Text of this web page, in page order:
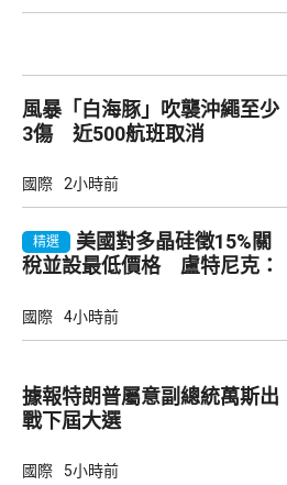
風暴「白海豚」吹襲沖繩至少
3傷 近500航班取消
國際 2小時前
精選
美國對多晶硅徵15%關
稅並設最低價格 盧特尼克：
國際 4小時前
據報特朗普屬意副總統萬斯出
戰下屆大選
國際 5小時前